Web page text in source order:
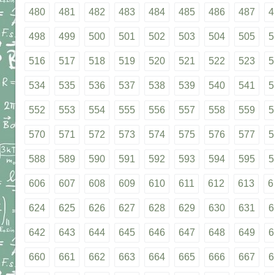
480 481 482 483 484 485 486 487
498 499 500 501 502 503 504 505
516 517 518 519 520 521 522 523
534 535 536 537 538 539 540 541
552 553 554 555 556 557 558 559
570 571 572 573 574 575 576 577
588 589 590 591 592 593 594 595
606 607 608 609 610 611 612 613
624 625 626 627 628 629 630 631
642 643 644 645 646 647 648 649
660 661 662 663 664 665 666 667